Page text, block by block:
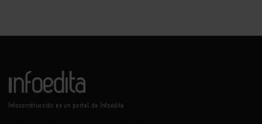
Infoconstrucción es un portal de Infoedita